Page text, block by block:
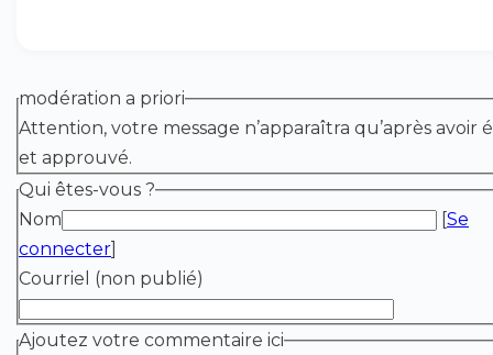
modération a priori
Attention, votre message n’apparaîtra qu’après avoir
et approuvé.
Qui êtes-vous ?
Nom
[Se
connecter]
Courriel (non publié)
Ajoutez votre commentaire ici